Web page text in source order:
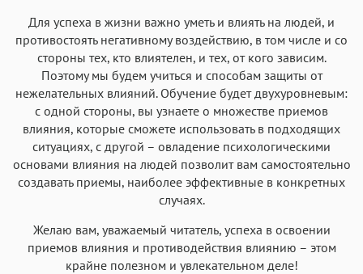
Для успеха в жизни важно уметь и влиять на людей, и
противостоять негативному воздействию, в том числе и со
стороны тех, кто влиятелен, и тех, от кого зависим.
Поэтому мы будем учиться и способам защиты от
нежелательных влияний. Обучение будет двухуровневым:
с одной стороны, вы узнаете о множестве приемов
влияния, которые сможете использовать в подходящих
ситуациях, с другой – овладение психологическими
основами влияния на людей позволит вам самостоятельно
создавать приемы, наиболее эффективные в конкретных
случаях.
Желаю вам, уважаемый читатель, успеха в освоении
приемов влияния и противодействия влиянию – этом
крайне полезном и увлекательном деле!